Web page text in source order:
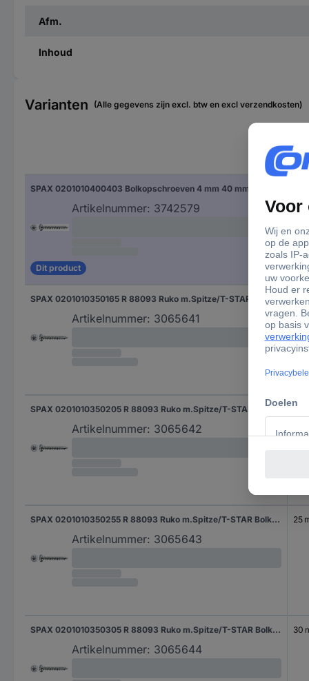
Afm.
Inhoud
Varianten (Alle gegevens zijn excl. btw en excl verzendkosten)
Artikelnummer: 3742579
Dit product
SPAX 0201010350165 R 88093 Ruko m.Spitze/T-STAR Bolkop houtschroef 3.5 mm 16 mm T-STAR plus Staal WIROX 1000 stuk(s)
Artikelnummer: 3065641
16
SPAX 0201010350205 R 88093 Ruko m.Spitze/T-STAR Bolkop houtschroef 3.5 mm 20 mm T-STAR plus Staal WIROX 1000 stuk(s)
Artikelnummer: 3065642
20
SPAX 0201010350255 R 88093 Ruko m.Spitze/T-STAR Bolkop houtschroef 3.5 mm 25 mm T-STAR plus Staal WIROX 1000 stuk(s)
Artikelnummer: 3065643
25
SPAX 0201010350305 R 88093 Ruko m.Spitze/T-STAR Bolkop houtschroef 3.5 mm 30 mm T-STAR plus Staal WIROX 1000 stuk(s)
Artikelnummer: 3065644
30